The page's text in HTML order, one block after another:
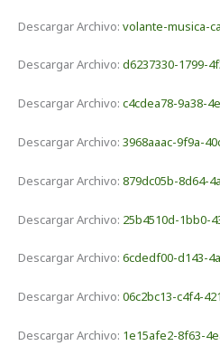
Descargar Archivo:volante-musica-
Descargar Archivo:d6237330-1799-
Descargar Archivo:c4cdea78-9a38-
Descargar Archivo:3968aaac-9f9a-
Descargar Archivo:879dc05b-8d64-
Descargar Archivo: 25b4510d-1bb0-
Descargar Archivo:6cdedf00-d143-
Descargar Archivo:06c2bc13-c4f4-
Descargar Archivo: 1e15afe2-8f63-